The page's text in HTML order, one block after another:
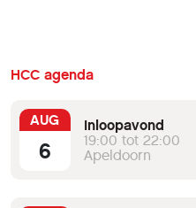
HCC agenda
AUG
6
Inloopavond
19:00 tot 22:00
Apeldoorn